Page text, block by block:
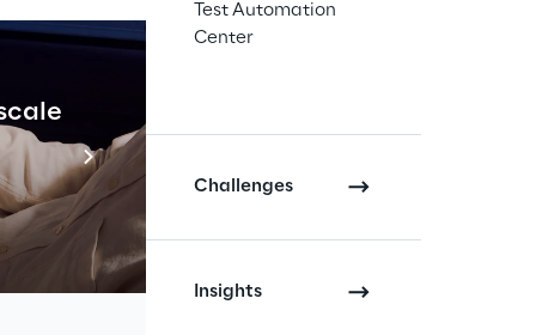
Test Automation
Center
Challenges
Insights
Resoconto
dicembre 2021 è
convocazione.